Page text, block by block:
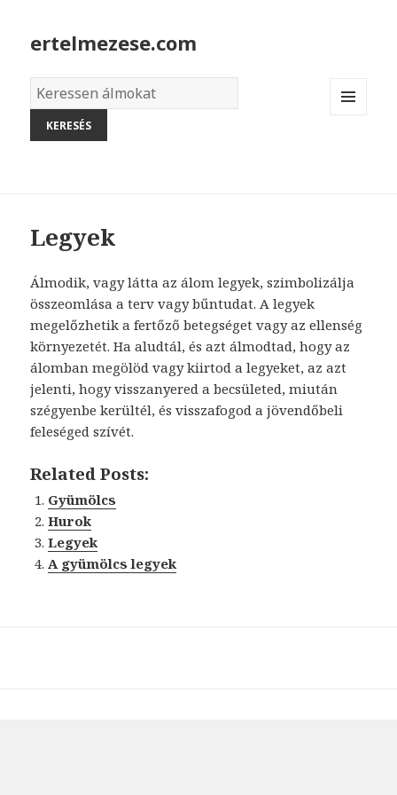
ertelmezese.com
Álmok
szótára
Legyek
Álmodik, vagy látta az álom legyek, szimbolizálja
összeomlása a terv vagy bűntudat. A legyek
megelőzhetik a fertőző betegséget vagy az ellenség
környezetét. Ha aludtál, és azt álmodtad, hogy az
álomban megölöd vagy kiirtod a legyeket, az azt
jelenti, hogy visszanyered a becsületed, miután
szégyenbe kerültél, és visszafogod a jövendőbeli
feleséged szívét.
Related Posts:
Gyümölcs
Hurok
Legyek
A gyümölcs legyek